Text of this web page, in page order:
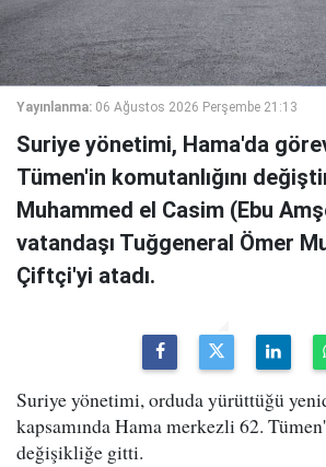
Yayınlanma: 06 Ağustos 2026 Perşembe 21:13
Suriye yönetimi, Hama'da
Tümen'in komutanlığını
Muhammed el Casim (Ebu
vatandaşı Tuğgeneral Ömer
Çiftçi'yi atadı.
Suriye yönetimi, orduda yürüttüğü
kapsamında Hama merkezli 62.
değişikliğe gitti.